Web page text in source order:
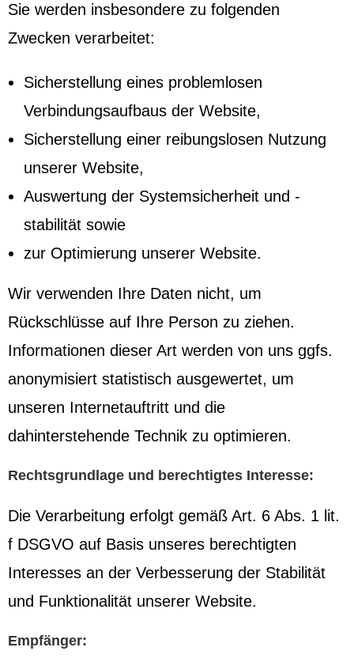
Sie werden insbesondere zu folgenden
Zwecken verarbeitet:
Sicherstellung eines problemlosen
Verbindungsaufbaus der Website,
Sicherstellung einer reibungslosen Nutzung
unserer Website,
Auswertung der Systemsicherheit und -
stabilität sowie
zur Optimierung unserer Website.
Wir verwenden Ihre Daten nicht, um
Rückschlüsse auf Ihre Person zu ziehen.
Informationen dieser Art werden von uns ggfs.
anonymisiert statistisch ausgewertet, um
unseren Internetauftritt und die
dahinterstehende Technik zu optimieren.
Rechtsgrundlage und berechtigtes Interesse:
Die Verarbeitung erfolgt gemäß Art. 6 Abs. 1 lit.
f DSGVO auf Basis unseres berechtigten
Interesses an der Verbesserung der Stabilität
und Funktionalität unserer Website.
Empfänger: